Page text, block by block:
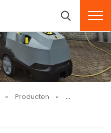
Producten Empas